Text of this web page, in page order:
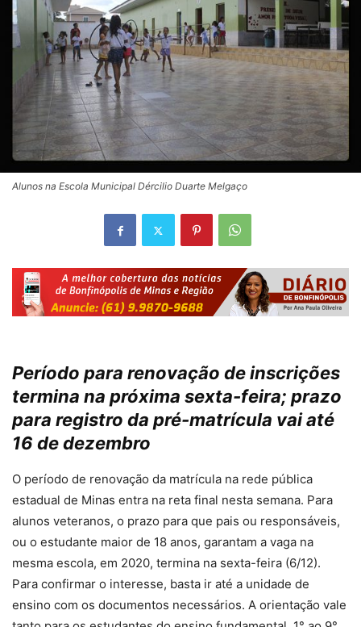
Alunos na Escola Municipal Dércilio Duarte Melgaço
Período para renovação de inscrições
termina na próxima sexta-feira; prazo
para registro da pré-matrícula vai até
16 de dezembro
O período de renovação da matrícula na rede pública
estadual de Minas entra na reta final nesta semana. Para
alunos veteranos, o prazo para que pais ou responsáveis,
ou o estudante maior de 18 anos, garantam a vaga na
mesma escola, em 2020, termina na sexta-feira (6/12).
Para confirmar o interesse, basta ir até a unidade de
ensino com os documentos necessários. A orientação vale